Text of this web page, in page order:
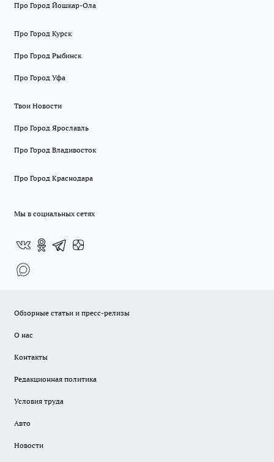
Про Город Йошкар-Ола
Про Город Курск
Про Город Рыбинск
Про Город Уфа
Твои Новости
Про Город Ярославль
Про Город Владивосток
Про Город Краснодара
Мы в социальных сетях
Обзорные статьи и пресс-релизы
О нас
Контакты
Редакционная политика
Условия труда
Авто
Новости